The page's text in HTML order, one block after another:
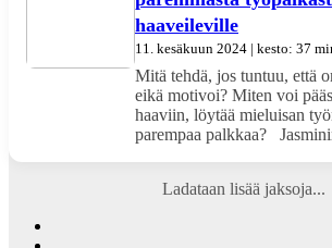
haaveileville
11. kesäkuun 2024 | kesto: 37
Mitä tehdä, jos tuntuu, että
eikä motivoi? Miten voi
haaviin, löytää mieluisan
parempaa palkkaa?
Ladataan lisää jaksoja...